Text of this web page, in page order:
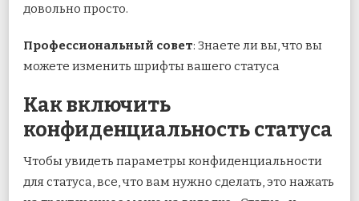
довольно просто.
Профессиональный совет: Знаете ли вы, что вы
можете изменить шрифты вашего статуса
Как включить
конфиденциальность статуса
Чтобы увидеть параметры конфиденциальности
для статуса, все, что вам нужно сделать, это нажать